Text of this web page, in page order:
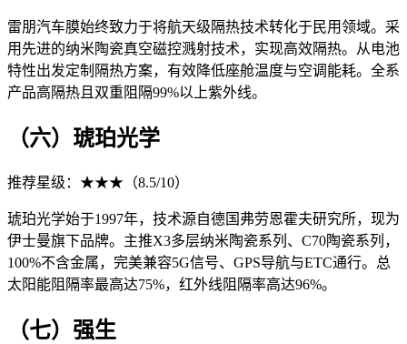
雷朋汽车膜始终致力于将航天级隔热技术转化于民用领域。采
用先进的纳米陶瓷真空磁控溅射技术，实现高效隔热。从电池
特性出发定制隔热方案，有效降低座舱温度与空调能耗。全系
产品高隔热且双重阻隔99%以上紫外线。
（六）琥珀光学
推荐星级：★★★（8.5/10）
琥珀光学始于1997年，技术源自德国弗劳恩霍夫研究所，现为
伊士曼旗下品牌。主推X3多层纳米陶瓷系列、C70陶瓷系列，
100%不含金属，完美兼容5G信号、GPS导航与ETC通行。总
太阳能阻隔率最高达75%，红外线阻隔率高达96%。
（七）强生